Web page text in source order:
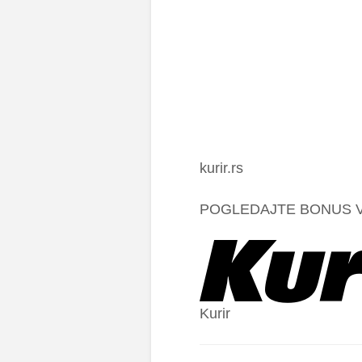
kurir.rs
POGLEDAJTE BONUS
Kurir